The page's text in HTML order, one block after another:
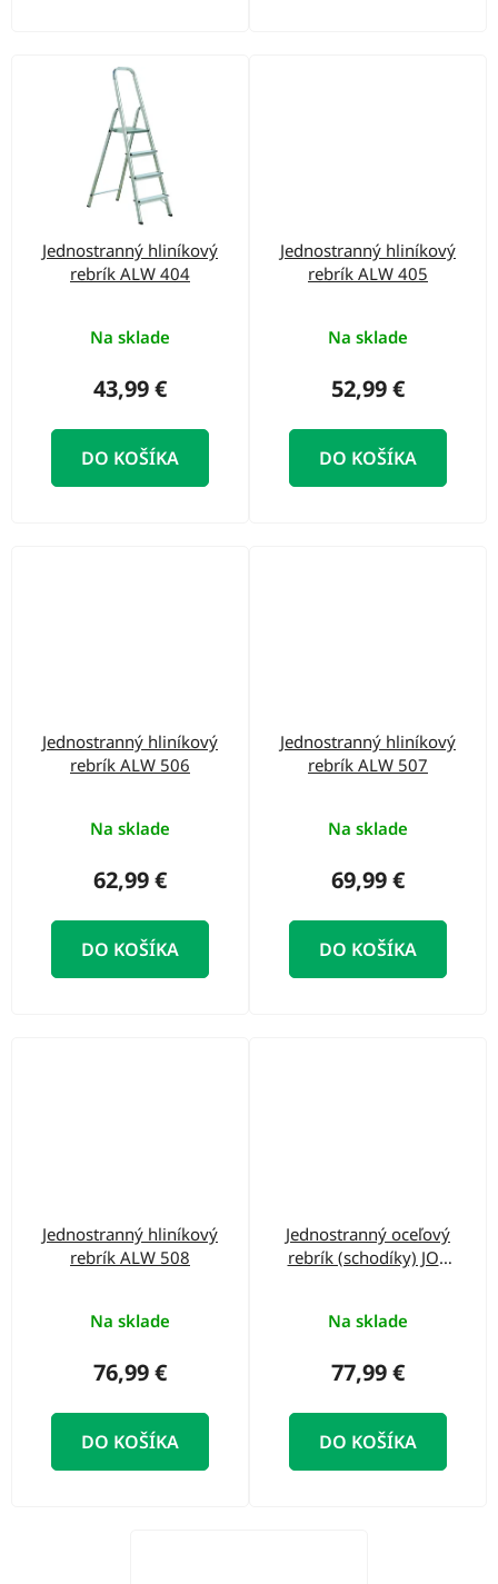
Jednostranný hliníkový
rebrík ALW 404
Na sklade
43,99 €
DO KOŠÍKA
Jednostranný hliníkový
rebrík ALW 405
Na sklade
52,99 €
DO KOŠÍKA
Jednostranný hliníkový
rebrík ALW 506
Na sklade
62,99 €
DO KOŠÍKA
Jednostranný hliníkový
rebrík ALW 507
Na sklade
69,99 €
DO KOŠÍKA
Jednostranný hliníkový
rebrík ALW 508
Na sklade
76,99 €
DO KOŠÍKA
Jednostranný oceľový
rebrík (schodíky) JOR
Na sklade
77,99 €
DO KOŠÍKA